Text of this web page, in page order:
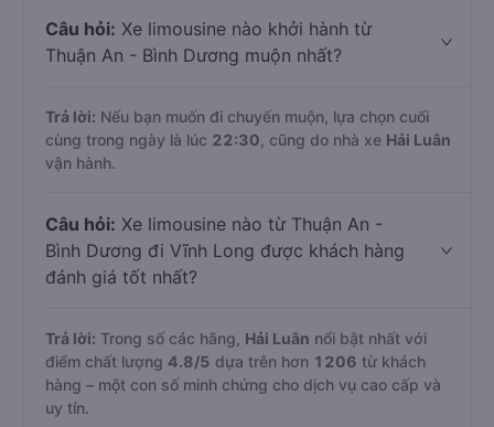
Câu hỏi: Xe limousine nào khởi hành từ
Thuận An - Bình Dương muộn nhất?
Trả lời: Nếu bạn muốn đi chuyến muộn, lựa chọn cuối
cùng trong ngày là lúc 22:30 , cũng do nhà xe Hải Luân
vận hành.
Câu hỏi: Xe limousine nào từ Thuận An -
Bình Dương đi Vĩnh Long được khách hàng
đánh giá tốt nhất?
Trả lời: Trong số các hãng, Hải Luân nổi bật nhất với
điểm chất lượng 4.8/5 dựa trên hơn 1206 từ khách
hàng – một con số minh chứng cho dịch vụ cao cấp và
uy tín.